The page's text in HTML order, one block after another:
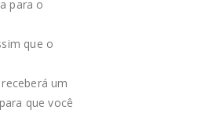
para o
que o
um
que você